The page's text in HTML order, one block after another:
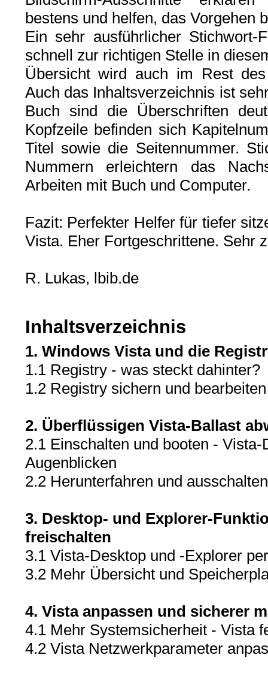
bestens und helfen, das Vorgehen
Ein sehr ausführlicher Stichwort-
schnell zur richtigen Stelle in
Übersicht wird auch im Rest
Auch das Inhaltsverzeichnis ist
Buch sind die Überschriften
Kopfzeile befinden sich
Titel sowie die Seitennummer.
Nummern erleichtern das
Arbeiten mit Buch und Computer.
Fazit: Perfekter Helfer für tiefer
Vista. Eher Fortgeschrittene. Sehr
R. Lukas, lbib.de
Inhaltsverzeichnis
1. Windows Vista und die
1.1 Registry - was steckt dahinter?
1.2 Registry sichern und bearbeiten
2. Überflüssigen Vista-Ballast
2.1 Einschalten und booten -
Augenblicken
2.2 Herunterfahren und ausschalten
3. Desktop- und Explorer-
freischalten
3.1 Vista-Desktop und -Explorer
3.2 Mehr Übersicht und
4. Vista anpassen und sicherer
4.1 Mehr Systemsicherheit - Vista
4.2 Vista Netzwerkparameter